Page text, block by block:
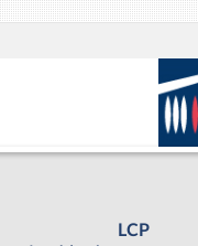
LCP